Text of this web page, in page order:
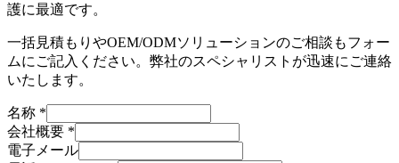
護に最適です。
一括見積もりやOEM/ODMソリューションのご相談もフォー
ムにご記入ください。弊社のスペシャリストが迅速にご連絡
いたします。
名称 *
会社概要 *
電子メール